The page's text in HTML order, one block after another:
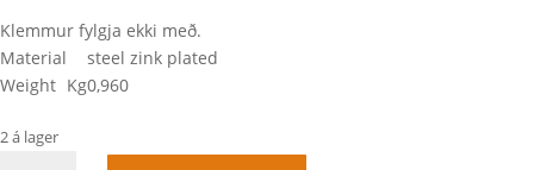
Klemmur fylgja ekki með.
Material
steel zink plated
Weight Kg0,960
2 á lager